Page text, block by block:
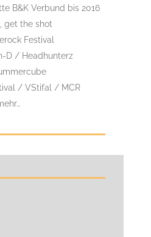
B&K Verbund bis 2016
get the shot
Festival
D / Headhunterz
/ VStifal / MCR